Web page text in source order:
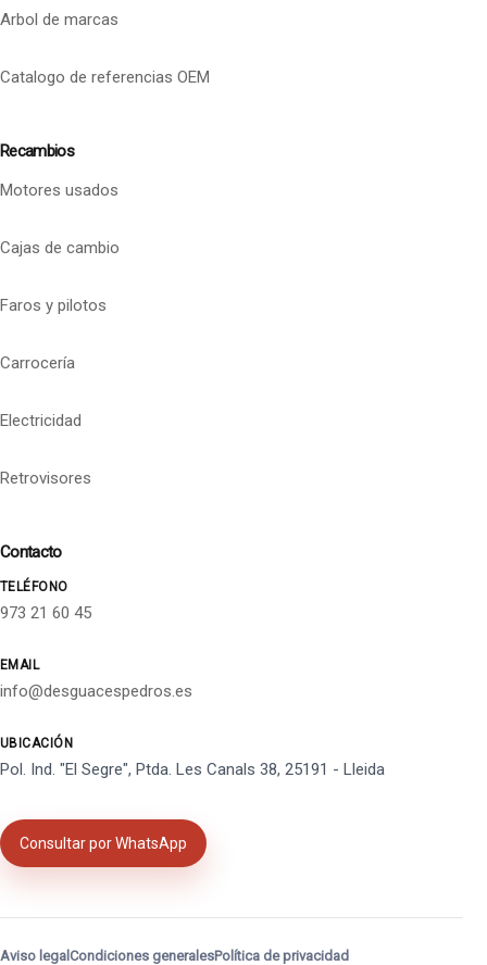
Arbol de marcas
Catalogo de referencias OEM
Recambios
Motores usados
Cajas de cambio
Faros y pilotos
Carrocería
Electricidad
Retrovisores
Contacto
TELÉFONO
973 21 60 45
EMAIL
info@desguacespedros.es
UBICACIÓN
Pol. Ind. "El Segre", Ptda. Les Canals 38, 25191 - Lleida
Consultar por WhatsApp
Aviso legal Condiciones generalesPolítica de privacidad